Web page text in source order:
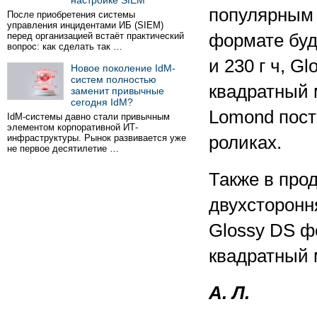
После приобретения системы
управления инцидентами ИБ (SIEM)
перед организацией встаёт практический
вопрос: как сделать так …
Новое поколение IdM-
систем полностью
заменит привычные
сегодня IdM?
IdM-системы давно стали привычным
элементом корпоративной ИТ-
инфраструктуры. Рынок развивается уже
не первое десятилетие …
формате
и 230 г ч,
квадратный
Lomond
роликах.
Также в
Glossy DS
квадратный
А. Л.